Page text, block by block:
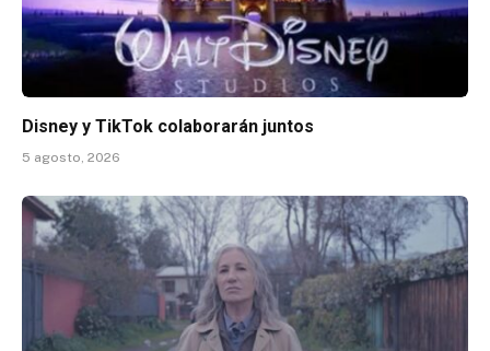
Disney y TikTok colaborarán juntos
5 agosto, 2026